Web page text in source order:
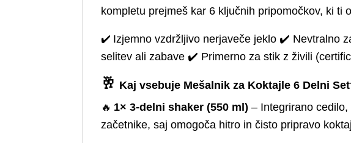
kompletu prejmeš kar 6 ključnih pripomočkov, ki
✔️ Izjemno vzdržljivo nerjaveče jeklo ✔️ Nevtralno
selitev ali zabave ✔️ Primerno za stik z živili
🥂 Kaj vsebuje Mešalnik za Koktajle 6 Delni
🔥 1× 3-delni shaker (550 ml) – Integrirano
začetnike, saj omogoča hitro in čisto pripravo